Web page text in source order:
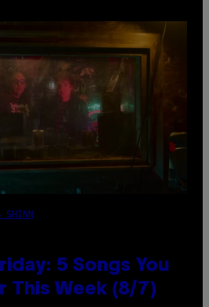
SHINN
5 Songs You
This Week (8/7)